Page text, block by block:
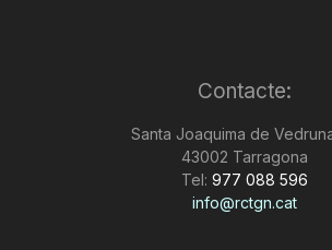
Contacte:
Santa Joaquima de
43002 Tarragona
Tel: 977 088 596
info@rctgn.cat